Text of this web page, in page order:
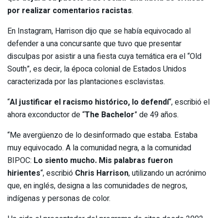
por realizar comentarios racistas.
En Instagram, Harrison dijo que se había equivocado al
defender a una concursante que tuvo que presentar
disculpas por asistir a una fiesta cuya temática era el “Old
South”, es decir, la época colonial de Estados Unidos
caracterizada por las plantaciones esclavistas.
“Al justificar el racismo histórico, lo defendí“, escribió el
ahora exconductor de “The Bachelor” de 49 años.
“Me avergüenzo de lo desinformado que estaba. Estaba
muy equivocado. A la comunidad negra, a la comunidad
BIPOC: Lo siento mucho. Mis palabras fueron
hirientes“, escribió Chris Harrison, utilizando un acrónimo
que, en inglés, designa a las comunidades de negros,
indígenas y personas de color.